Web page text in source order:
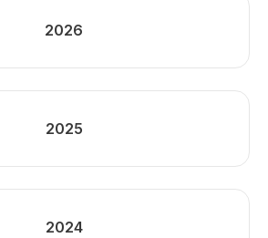
2026
2025
2024